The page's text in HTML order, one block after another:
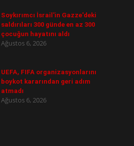
Soykırımcı İsrail'in Gazze'deki
saldırıları 300 günde en az 300
çocuğun hayatını aldı
Ağustos 6, 2026
UEFA, FIFA organizasyonlarını
boykot kararından geri adım
atmadı
Ağustos 6, 2026